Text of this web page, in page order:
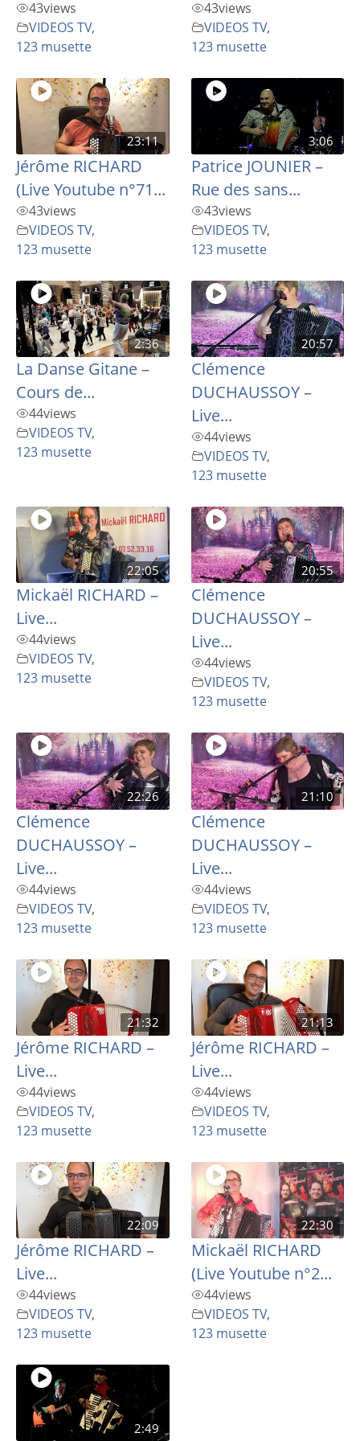
43views
VIDEOS TV,
123 musette
43views
VIDEOS TV,
123 musette
23:11
Jérôme RICHARD
(Live Youtube n°71...
43views
VIDEOS TV,
123 musette
3:06
Patrice JOUNIER –
Rue des sans...
43views
VIDEOS TV,
123 musette
2:36
La Danse Gitane –
Cours de...
44views
VIDEOS TV,
123 musette
20:57
Clémence
DUCHAUSSOY –
Live...
44views
VIDEOS TV,
123 musette
22:05
Mickaël RICHARD –
Live...
44views
VIDEOS TV,
123 musette
20:55
Clémence
DUCHAUSSOY –
Live...
44views
VIDEOS TV,
123 musette
22:26
Clémence
DUCHAUSSOY –
Live...
44views
VIDEOS TV,
123 musette
21:10
Clémence
DUCHAUSSOY –
Live...
44views
VIDEOS TV,
123 musette
21:32
Jérôme RICHARD –
Live...
44views
VIDEOS TV,
123 musette
21:13
Jérôme RICHARD –
Live...
44views
VIDEOS TV,
123 musette
22:09
Jérôme RICHARD –
Live...
44views
VIDEOS TV,
123 musette
22:30
Mickaël RICHARD
(Live Youtube n°2...
44views
VIDEOS TV,
123 musette
2:49